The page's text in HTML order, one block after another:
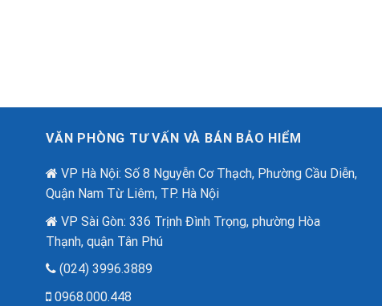
VĂN PHÒNG TƯ VẤN VÀ BÁN BẢO HIỂM
VP Hà Nội: Số 8 Nguyễn Cơ Thạch, Phường Cầu Diễn,
Quận Nam Từ Liêm, TP. Hà Nội
VP Sài Gòn: 336 Trịnh Đình Trọng, phường Hòa
Thạnh, quận Tân Phú
(024) 3996.3889
0968.000.448